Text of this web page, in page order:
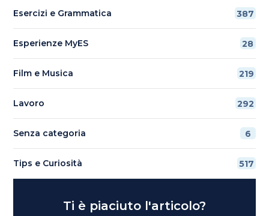
Esercizi e Grammatica 387
Esperienze MyES 28
Film e Musica 219
Lavoro 292
Senza categoria 6
Tips e Curiosità 517
Ti è piaciuto l'articolo?